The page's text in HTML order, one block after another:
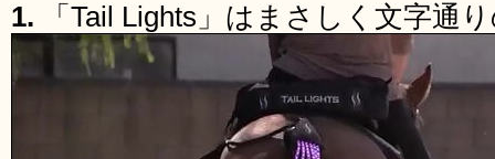
1. 「Tail Lights」はまさしく文字通